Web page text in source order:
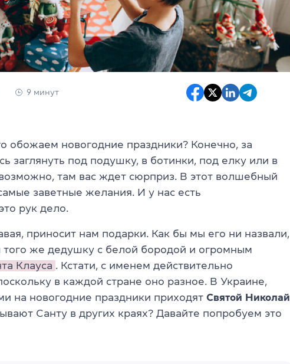
9 минут
обожаем новогодние праздники? Конечно, за
заглянуть под подушку, в ботинки, под елку или в
там вас ждет сюрприз. В этот волшебный
заветные желания. И у нас есть
рук дело.
приносит нам подарки. Как бы мы его ни назвали,
того же дедушку с белой бородой и огромным
Клауса . Кстати, с именем действительно
в каждой стране оно разное. В Украине,
на новогодние праздники приходят Святой Николай
Санту в других краях? Давайте попробуем это